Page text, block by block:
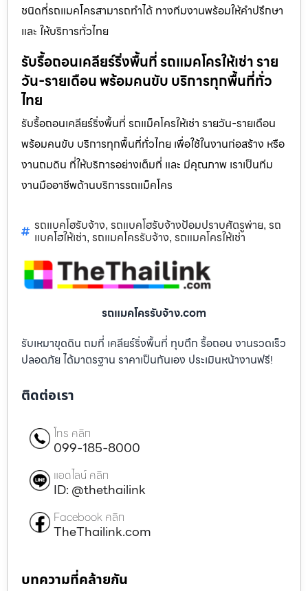
ชนิดที่รถแมคโครสามารถทำได้ ทางทีมงานพร้อมให้คำปรึกษา
และ ให้บริการทั่วไทย
รับรื้อถอนเคลียร์ริ่งพื้นที่ รถแมคโครให้เช่า ราย
วัน-รายเดือน พร้อมคนขับ บริการทุกพื้นที่ทั่ว
ไทย
รับรื้อถอนเคลียร์ริ่งพื้นที่ รถแม็คโครให้เช่า รายวัน-รายเดือน
พร้อมคนขับ บริการทุกพื้นที่ทั่วไทย เพื่อใช้ในงานก่อสร้าง หรือ
งานถมดิน ที่ให้บริการอย่างเต็มที่ และ มีคุณภาพ เราเป็นทีม
งานมืออาชีพด้านบริการรถแม็คโคร
รถแบคโฮรับจ้าง, รถแบคโฮรับจ้างป้อมปราบศัตรูพ่าย, รถ
แบคโฮให้เช่า, รถแมคโครรับจ้าง, รถแมคโครให้เช่า
รถแมคโครรับจ้าง.com
รับเหมาขุดดิน ถมที่ เคลียร์ริ่งพื้นที่ ทุบตึก รื้อถอน งานรวดเร็ว
ปลอดภัย ได้มาตรฐาน ราคาเป็นกันเอง ประเมินหน้างานฟรี!
ติดต่อเรา
โทร คลิก
099-185-8000
แอดไลน์ คลิก
ID: @thethailink
Facebook คลิก
TheThailink.com
บทความที่คล้ายกัน